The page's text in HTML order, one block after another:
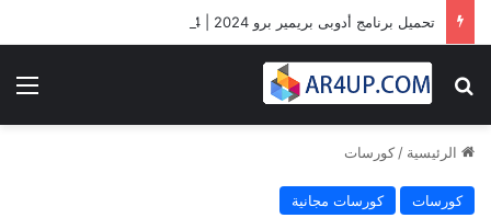
بحث عن
الرئيسية / كورسات
كورسات كورسات مجانية